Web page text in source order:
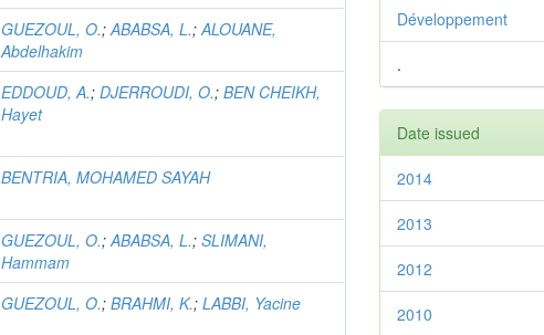
GUEZOUL, O.;ABABSA, L.;ALOUANE,
Abdelhakim
EDDOUD, A.;DJERROUDI, O.;BEN CHEIKH,
Hayet
BENTRIA, MOHAMED SAYAH
GUEZOUL, O.;ABABSA, L.;SLIMANI,
Hammam
GUEZOUL, O.;BRAHMI, K.;LABBI, Yacine
Développement
.
Date issued
2014
2013
2012
2010